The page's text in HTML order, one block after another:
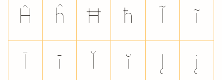
Ĥ ĥ Ħ ħ Ĩ ĩ
Ī ī Ĭ ĭ Į į